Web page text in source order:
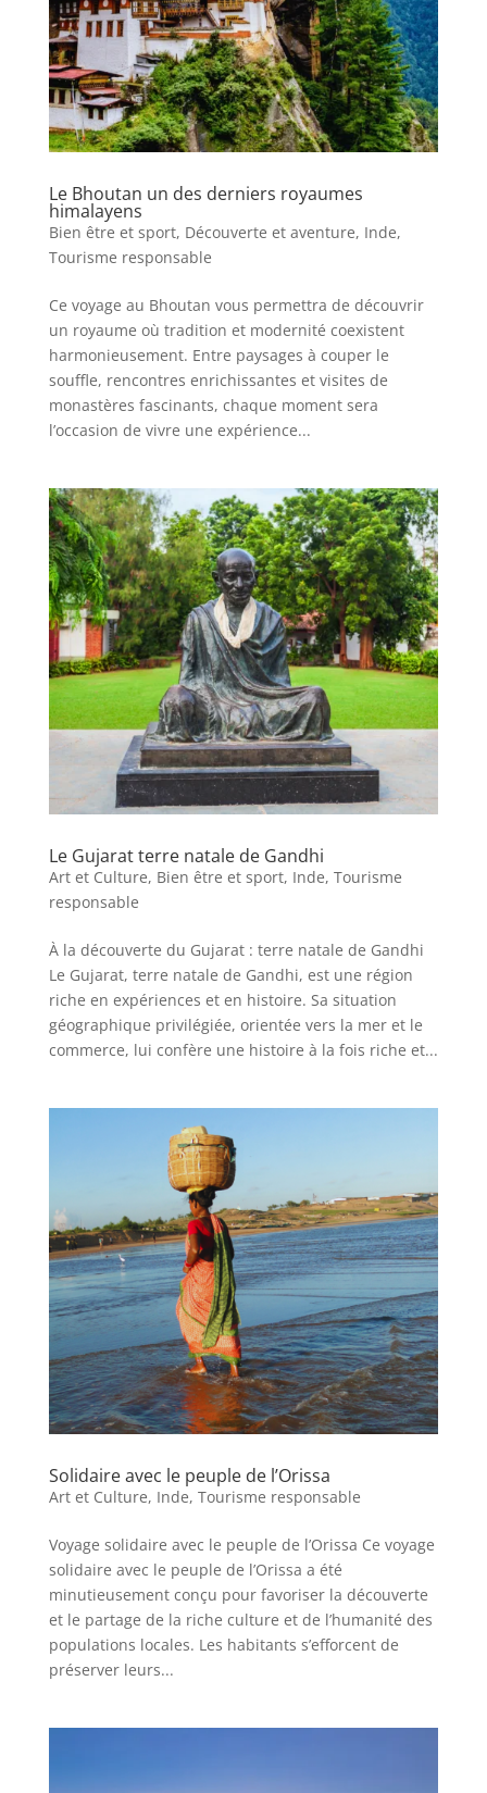
Le Bhoutan un des derniers royaumes
himalayens
Bien être et sport, Découverte et aventure, Inde,
Tourisme responsable
Ce voyage au Bhoutan vous permettra de découvrir
un royaume où tradition et modernité coexistent
harmonieusement. Entre paysages à couper le
souffle, rencontres enrichissantes et visites de
monastères fascinants, chaque moment sera
l’occasion de vivre une expérience...
Le Gujarat terre natale de Gandhi
Art et Culture, Bien être et sport, Inde, Tourisme
responsable
À la découverte du Gujarat : terre natale de Gandhi
Le Gujarat, terre natale de Gandhi, est une région
riche en expériences et en histoire. Sa situation
géographique privilégiée, orientée vers la mer et le
commerce, lui confère une histoire à la fois riche et...
Solidaire avec le peuple de l’Orissa
Art et Culture, Inde, Tourisme responsable
Voyage solidaire avec le peuple de l’Orissa Ce voyage
solidaire avec le peuple de l’Orissa a été
minutieusement conçu pour favoriser la découverte
et le partage de la riche culture et de l’humanité des
populations locales. Les habitants s’efforcent de
préserver leurs...